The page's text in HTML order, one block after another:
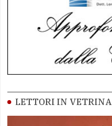
LETTORI IN VETRINA